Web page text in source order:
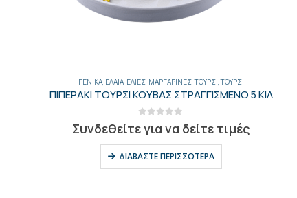
ΓΕΝΙΚΑ, ΈΛΑΙΑ-ΕΛΙΈΣ-ΜΑΡΓΑΡΊΝΕΣ-ΤΟΥΡΣΊ,ΤΟΥΡΣΊ
ΠΙΠΕΡΑΚΙ ΤΟΥΡΣΙ ΚΟΥΒΑΣ ΣΤΡΑΓΓΙΣΜΕΝΟ 5 ΚΙΛ
Συνδεθείτε για να δείτε τιμές
ΔΙΑΒΆΣΤΕ ΠΕΡΙΣΣΌΤΕΡΑ